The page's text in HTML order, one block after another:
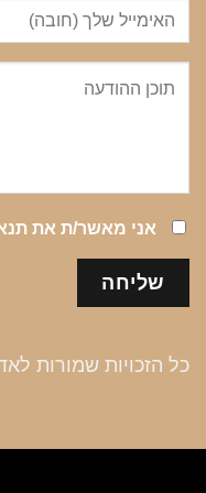
אני מאשר/ת את
כל הזכויות שמורות